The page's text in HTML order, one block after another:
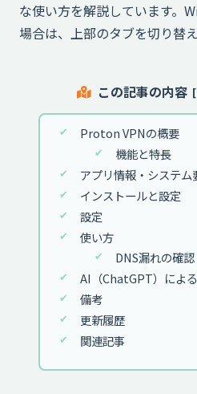
な使い方を解説しています。
場合は、上部のタブを切り替
この記事の内容
Proton VPNの概要
機能と特長
アプリ情報・システム
インストールと設定
設定
使い方
DNS漏れの確認
AI（ChatGPT）によ
備考
更新履歴
関連記事